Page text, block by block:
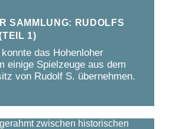
Sammlung: Rudolfs
1)
das Hohenloher
einige Spielzeuge aus dem
von Rudolf S. übernehmen.